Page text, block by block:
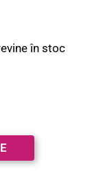
în stoc